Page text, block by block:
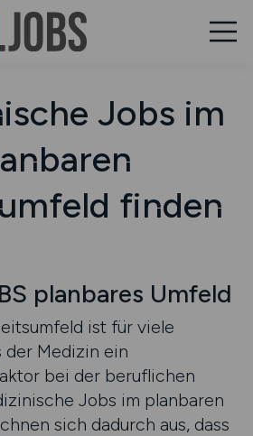
Jobs im
finden
planbares Umfeld
ist für viele
der Medizin ein
bei der beruflichen
Jobs im planbaren
sich dadurch aus, dass